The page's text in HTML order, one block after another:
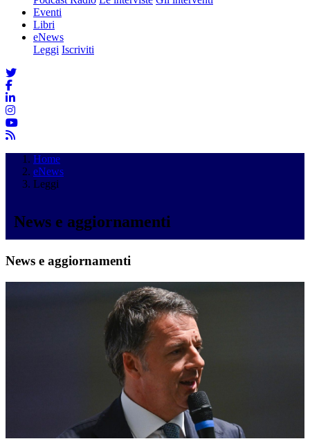
Eventi
Libri
eNews
Leggi Iscriviti
Home
eNews
Leggi
News e aggiornamenti
News e aggiornamenti